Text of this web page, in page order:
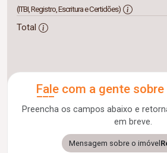
(ITBI, Registro, Escritura e Certidões)
Total
Fale com a gente
Preencha os campos abaixo e
em breve.
Mensagem sobre o imóvel